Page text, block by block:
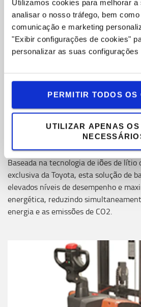
Utilizamos cookies para melhorar a
analisar o nosso tráfego, bem
comunicação e marketing
"Exibir configurações de cookies"
personalizar as suas configurações
PERMITIR TODOS OS
UTILIZAR APENAS
Baseada na tecnologia de iões de lítio
exclusiva da Toyota, esta solução de
elevados níveis de desempenho e
energética, reduzindo
energia e as emissões de CO2.